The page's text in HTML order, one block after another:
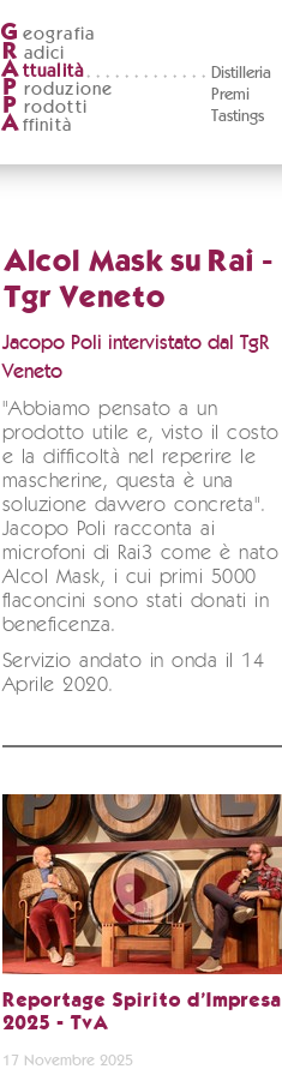
G eografia
R adici
A ttualità
Distilleria
Premi
Tastings
P roduzione
P rodotti
A ffinità
Alcol Mask su Rai -
Tgr Veneto
Jacopo Poli intervistato dal TgR
Veneto
"Abbiamo pensato a un
prodotto utile e, visto il costo
e la difficoltà nel reperire le
mascherine, questa è una
soluzione davvero concreta".
Jacopo Poli racconta ai
microfoni di Rai3 come è nato
Alcol Mask, i cui primi 5000
flaconcini sono stati donati in
beneficenza.
Servizio andato in onda il 14
Aprile 2020.
Reportage Spirito d’Impresa
2025 - TvA
17 Novembre 2025